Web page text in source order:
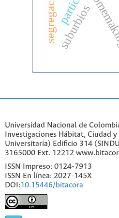
suburbios
Universidad Nacional de
Investigaciones Hábitat, Ciudad
Universitaria) Edificio 314
3165000 Ext. 12212
ISSN Impreso: 0124-7913
ISSN En línea: 2027-145X
DOI:10.15446/bitacora